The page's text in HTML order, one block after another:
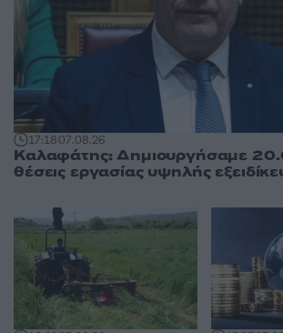
17:1807.08.26
Καλαφάτης: Δημιουργήσαμε
θέσεις εργασίας υψηλής